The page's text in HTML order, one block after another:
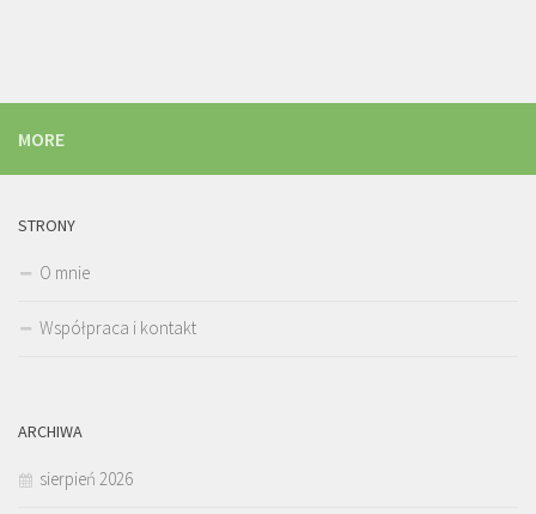
MORE
STRONY
O mnie
Współpraca i kontakt
ARCHIWA
sierpień 2026